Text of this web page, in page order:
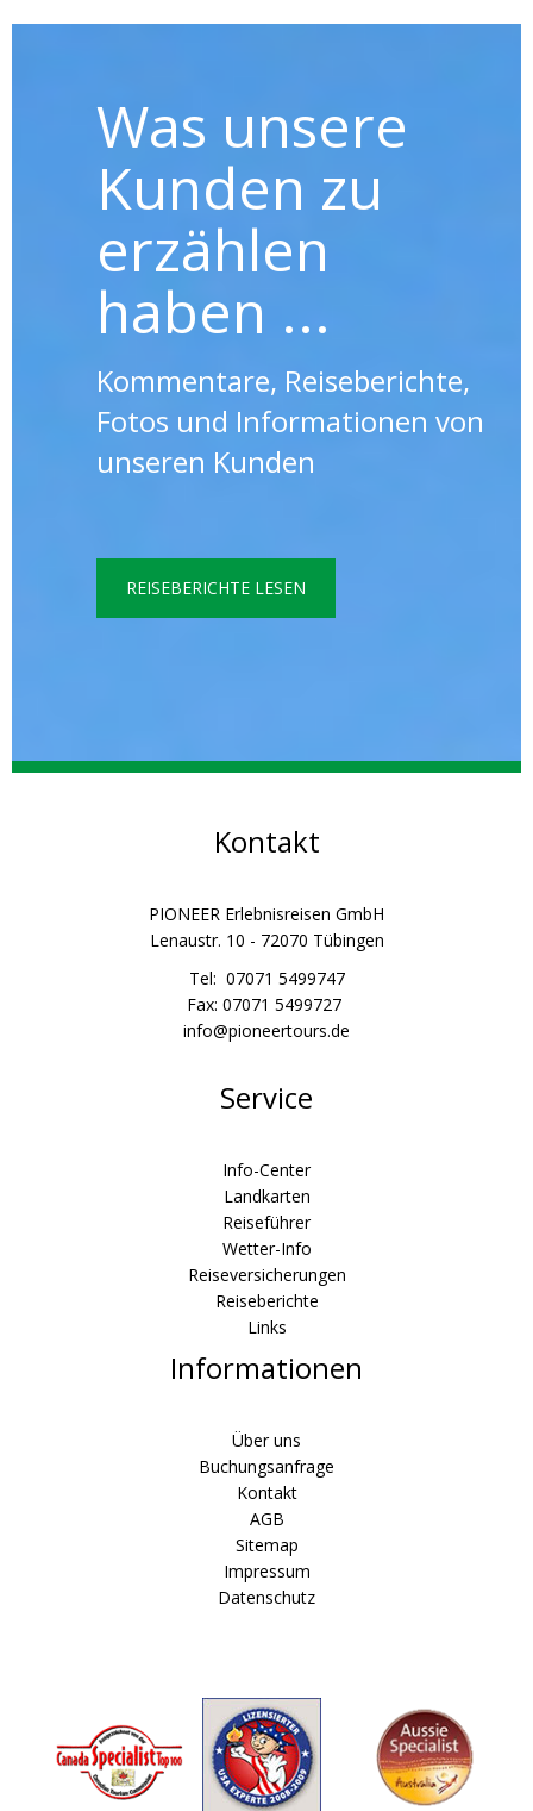
Was unsere
Kunden zu
erzählen
haben ...
Kommentare, Reiseberichte,
Fotos und Informationen von
unseren Kunden
REISEBERICHTE LESEN
Kontakt
PIONEER Erlebnisreisen GmbH
Lenaustr. 10 - 72070 Tübingen
Tel: 07071 5499747
Fax: 07071 5499727
info@pioneertours.de
Service
Info-Center
Landkarten
Reiseführer
Wetter-Info
Reiseversicherungen
Reiseberichte
Links
Informationen
Über uns
Buchungsanfrage
Kontakt
AGB
Sitemap
Impressum
Datenschutz